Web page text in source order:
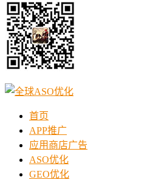
首页
APP推广
应用商店广告
ASO优化
GEO优化